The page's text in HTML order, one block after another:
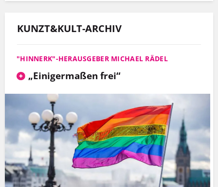
KUNZT&KULT-ARCHIV
"HINNERK"-HERAUSGEBER MICHAEL RÄDEL
„Einigermaßen frei“